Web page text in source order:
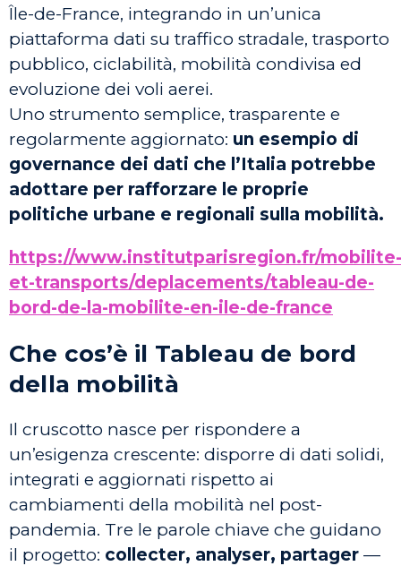
Île-de-France, integrando in un’unica
piattaforma dati su traffico stradale, trasporto
pubblico, ciclabilità, mobilità condivisa ed
evoluzione dei voli aerei.
Uno strumento semplice, trasparente e
regolarmente aggiornato: un esempio di
governance dei dati che l’Italia potrebbe
adottare per rafforzare le proprie
politiche urbane e regionali sulla mobilità.
https://www.institutparisregion.fr/mobilite-
et-transports/deplacements/tableau-de-
bord-de-la-mobilite-en-ile-de-france
Che cos’è il Tableau de bord
della mobilità
Il cruscotto nasce per rispondere a
un’esigenza crescente: disporre di dati solidi,
integrati e aggiornati rispetto ai
cambiamenti della mobilità nel post-
pandemia. Tre le parole chiave che guidano
il progetto: collecter, analyser, partager —